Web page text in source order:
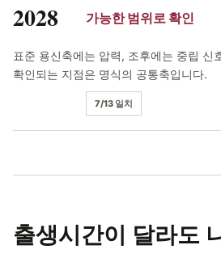
2028 가능한 범위로 확인
표준 용신축에는 압력, 조후에는 중립 신
확인되는 지점은 명식의 공통축입니다.
7/13 일치
출생시간이 달라도